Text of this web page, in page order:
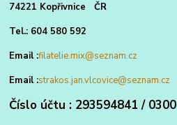
74221 Kopřivnice ČR
Tel.: 604 580 592
Email :filatelie.mix@seznam.cz
Email :strakos.jan.vlcovice@seznam.cz
Číslo účtu : 293594841 / 0300